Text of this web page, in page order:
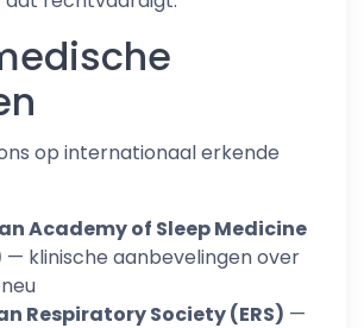
op internationaal erkende
Academy of Sleep Medicine
— klinische aanbevelingen over
Respiratory Society (ERS) —